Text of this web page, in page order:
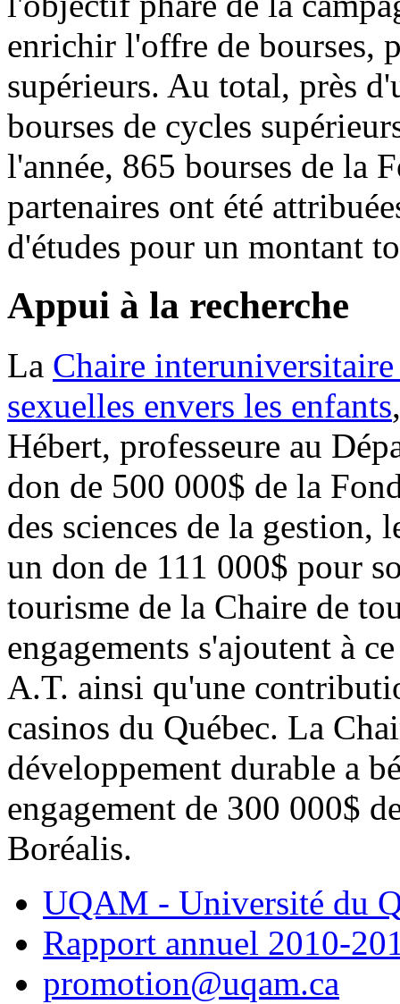
enrichir l'offre de bourses,
supérieurs. Au total, près
bourses de cycles
l'année, 865 bourses de la
partenaires ont été
d'études pour un montant
Appui à la recherche
La Chaire
sexuelles envers les enfants
Hébert, professeure au
don de 500 000$ de la
des sciences de la gestion,
un don de 111 000$ pour
tourisme de la Chaire de
engagements s'ajoutent à
A.T. ainsi qu'une
casinos du Québec. La
développement durable a
engagement de 300 000$
Boréalis.
UQAM - Université du
Rapport annuel 2010-
promotion@uqam.ca